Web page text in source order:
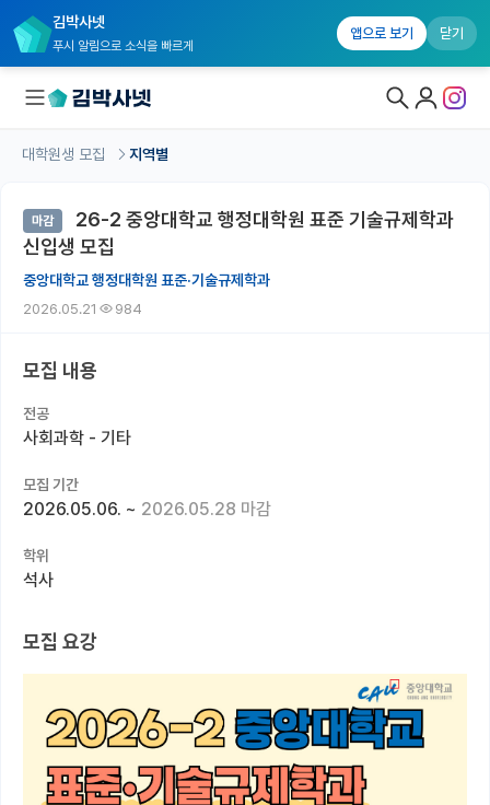
김박사넷
푸시 알림으로 소식을 빠르게
앱으로 보기 닫기
대학원생 모집 홈
기관별 모집 정보
연구실별 모집 정보
전공별 모집 정보
국내대학원 정보
연구실&오픈랩
커리어
반도체 아카데미
재팬라운지 🌸
대학원생 모집 지역별
마감
26-2 중앙대학교 행정대학원 표준 기술규제학과
신입생 모집
중앙대학교 행정대학원 표준·기술규제학과
2026.05.21 984
모집 내용
전공
사회과학 - 기타
모집 기간
2026.05.06. ~ 2026.05.28 마감
학위
석사
모집 요강